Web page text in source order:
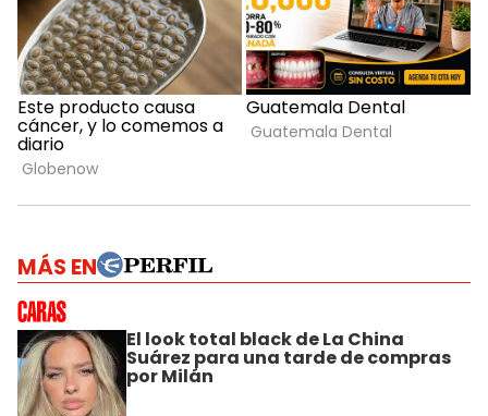
MÁS EN
El look total black de La China
Suárez para una tarde de compras
por Milán